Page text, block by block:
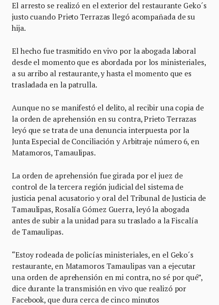
El arresto se realizó en el exterior del restaurante Geko´s
justo cuando Prieto Terrazas llegó acompañada de su
hija.
El hecho fue trasmitido en vivo por la abogada laboral
desde el momento que es abordada por los ministeriales,
a su arribo al restaurante, y hasta el momento que es
trasladada en la patrulla.
Aunque no se manifestó el delito, al recibir una copia de
la orden de aprehensión en su contra, Prieto Terrazas
leyó que se trata de una denuncia interpuesta por la
Junta Especial de Conciliación y Arbitraje número 6, en
Matamoros, Tamaulipas.
La orden de aprehensión fue girada por el juez de
control de la tercera región judicial del sistema de
justicia penal acusatorio y oral del Tribunal de Justicia de
Tamaulipas, Rosalía Gómez Guerra, leyó la abogada
antes de subir a la unidad para su traslado a la Fiscalía
de Tamaulipas.
“Estoy rodeada de policías ministeriales, en el Geko´s
restaurante, en Matamoros Tamaulipas van a ejecutar
una orden de aprehensión en mi contra, no sé por qué”,
dice durante la transmisión en vivo que realizó por
Facebook, que dura cerca de cinco minutos